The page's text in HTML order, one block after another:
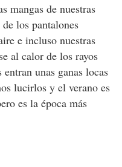
mangas de nuestras
los pantalones
e incluso nuestras
al calor de los rayos
unas ganas locas
lucirlos y el verano es
es la época más